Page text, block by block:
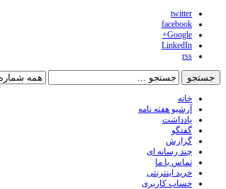
twitter
facebook
Google+
LinkedIn
rss
خانه
آرشیو هفته نامه
یادداشت
گفتگو
گزارش
چند رسانه ای
تماس با ما
خرید اینترنتی
حساب کاربری